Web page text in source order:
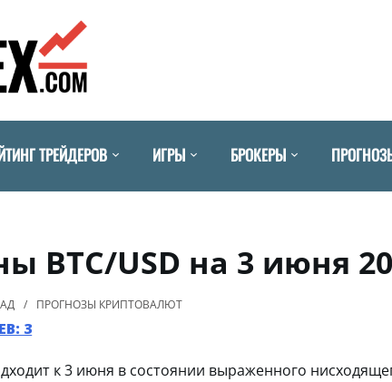
ТРЕЙДЕРОВ ИГРЫ БРОКЕРЫ
BTC/USD на 3 июня
ПРОГНОЗЫ КРИПТОВАЛЮТ
3
к 3 июня в состоянии выраженного